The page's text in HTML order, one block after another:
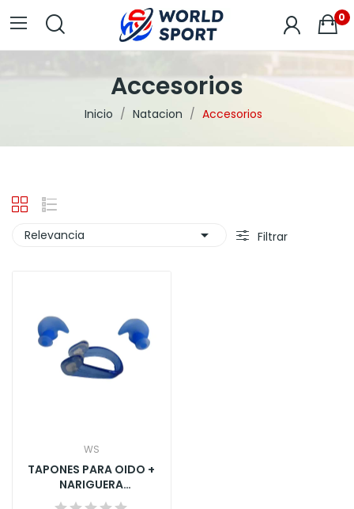
0
Accesorios
Inicio Natacion Accesorios
Relevancia  Filtrar
WS
TAPONES PARA OIDO +
NARIGUERA
REUTILIZABLES